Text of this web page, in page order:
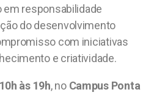
em responsabilidade
do desenvolvimento
com iniciativas
e criatividade.
10h às 19h, no Campus Ponta